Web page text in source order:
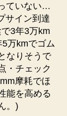
ていない…
サイン到達
3年3万km
万kmでゴム
なりそうで
・チェック
摩耗でほ
能を高める
。)